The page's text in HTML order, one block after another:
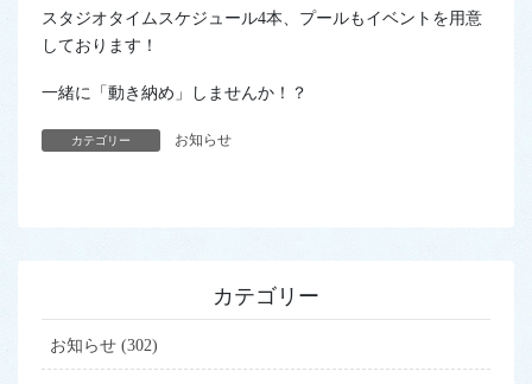
スタジオタイムスケジュール4本、プールもイベントを用意
しております！
一緒に「動き納め」しませんか！？
カテゴリー お知らせ
カテゴリー
お知らせ (302)